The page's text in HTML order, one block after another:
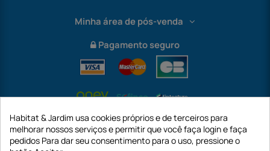
Minha área de pós-venda
Pagamento seguro
Habitat & Jardim usa cookies próprios e de terceiros para
melhorar nossos serviços e permitir que você faça login e faça
pedidos Para dar seu consentimento para o uso, pressione o